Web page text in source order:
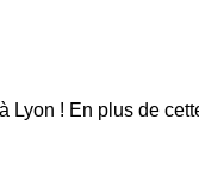
! En plus de